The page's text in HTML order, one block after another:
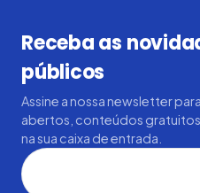
Receba as
públicos
Assine a nossa newsletter
abertos, conteúdos
na sua caixa de entrada.